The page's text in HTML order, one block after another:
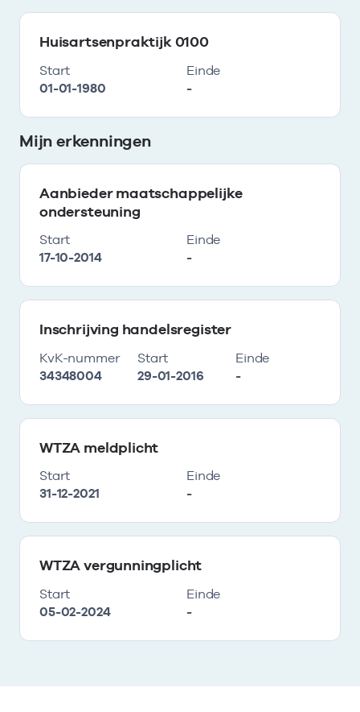
Huisartsenpraktijk 0100
Start
01-01-1980
Einde
-
Mijn erkenningen
Aanbieder maatschappelijke
ondersteuning
Start
17-10-2014
Einde
-
Inschrijving handelsregister
KvK-nummer
34348004
Start
29-01-2016
Einde
-
WTZA meldplicht
Start
31-12-2021
Einde
-
WTZA vergunningplicht
Start
05-02-2024
Einde
-